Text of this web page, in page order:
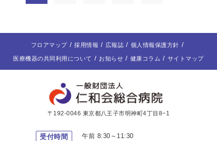
フロアマップ 採用情報 広報誌
個人情報保護方針
医療機器の共同利用について
お知らせ 健康コラム サイトマップ
〒192-0046 東京都八王子市明神町4丁目8−1
受付時間
午前 8:30～11:30